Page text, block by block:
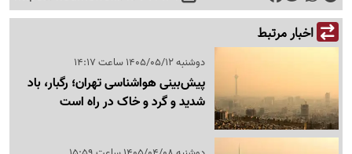
اخبار مرتبط
دوشنبه 1405/05/12 ساعت 14:17
پیش‌بینی هواشناسی تهران؛ رگبار، باد
شدید و گرد و خاک در راه است